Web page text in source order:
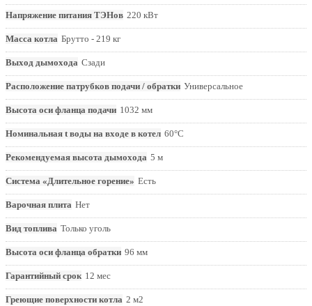
Напряжение питания ТЭНов 220 кВт
Масса котла Брутто - 219 кг
Выход дымохода Сзади
Расположение патрубков подачи / обратки Универсальное
Высота оси фланца подачи 1032 мм
Номинальная t воды на входе в котел 60°С
Рекомендуемая высота дымохода 5 м
Система «Длительное горение» Есть
Варочная плита Нет
Вид топлива Только уголь
Высота оси фланца обратки 96 мм
Гарантийный срок 12 мес
Греющие поверхности котла 2 м2